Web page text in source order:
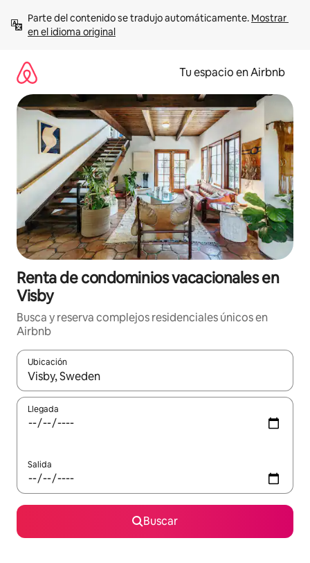
contenido
Parte del contenido se tradujo automáticamente. Mostrar
en el idioma original
Tu espacio en Airbnb
Renta de condominios vacacionales en
Visby
Busca y reserva complejos residenciales únicos en
Airbnb
Ubicación
Cuando los resultados estén disponibles, podrás navegar
Llegada
Salida
Buscar